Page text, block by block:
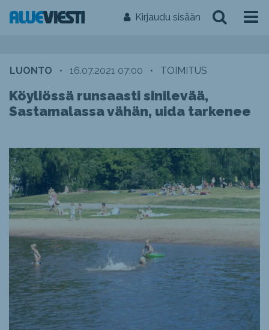
Kirjaudu sisään
LUONTO • 16.07.2021 07:00 • TOIMITUS
Köyliössä runsaasti sinilevää,
Sastamalassa vähän, uida tarkenee